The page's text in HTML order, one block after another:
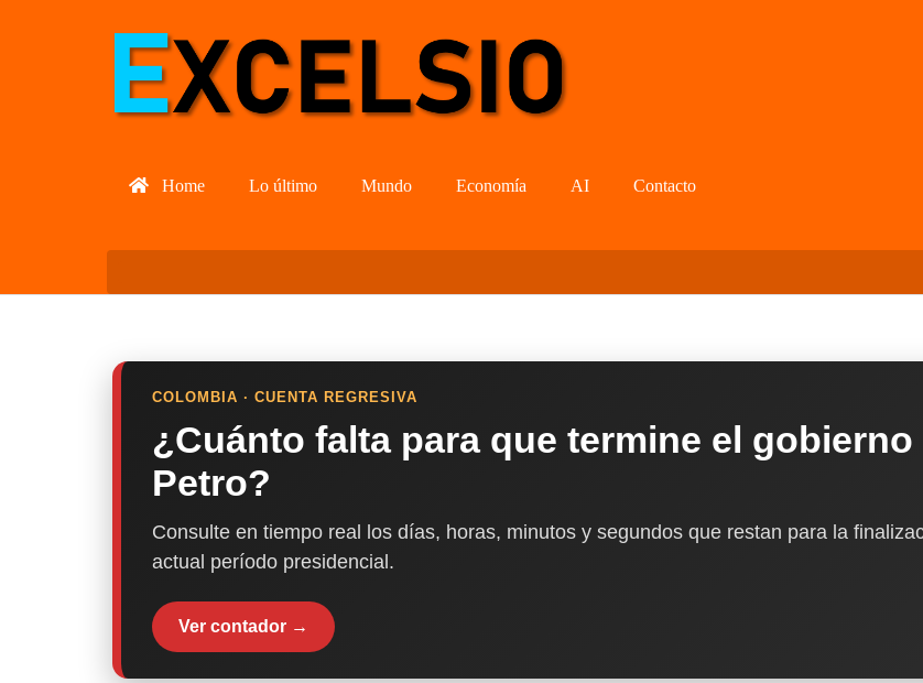
Home Lo último Mundo Economía AI Contacto
COLOMBIA · CUENTA REGRESIVA
¿Cuánto falta para que termine el gobierno
Petro?
Consulte en tiempo real los días, horas, minutos y segundos que restan para la
actual período presidencial.
Ver contador →